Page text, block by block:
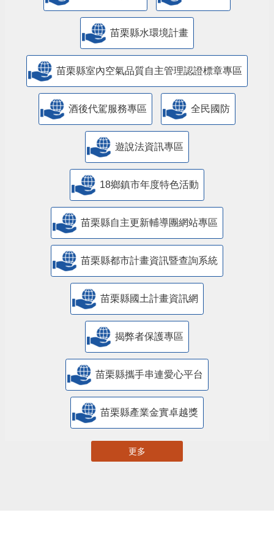
苗栗縣水環境計畫
苗栗縣室內空氣品質自主管理認證標章專區
酒後代駕服務專區 全民國防
遊說法資訊專區
18鄉鎮市年度特色活動
苗栗縣自主更新輔導團網站專區
苗栗縣都市計畫資訊暨查詢系統
苗栗縣國土計畫資訊網
揭弊者保護專區
苗栗縣攜手串連愛心平台
苗栗縣產業金實卓越獎
更多